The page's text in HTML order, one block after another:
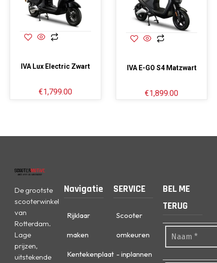
IVA Lux Electric Zwart
€1,799.00
IVA E-GO S4 Matzwart
€1,899.00
De grootste
scooterwinkel
van
Rotterdam.
Lage
prijzen,
uitstekende
Navigatie
Rijklaar
maken
Kentekenplaat
SERVICE
Scooter
omkeuren
- inplannen
BEL ME
TERUG